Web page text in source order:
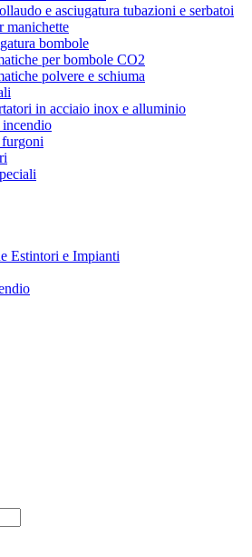
e asciugatura tubazioni e serbatoi
manichette
bombole
per bombole CO2
polvere e schiuma
in acciaio inox e alluminio
Estintori e Impianti